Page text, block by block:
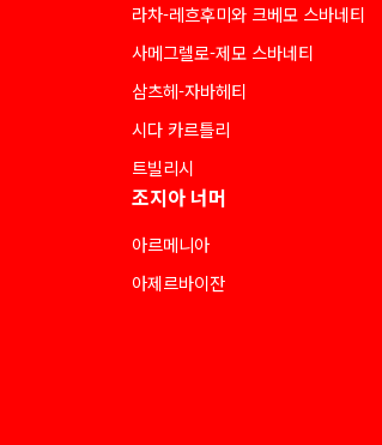
라차-레흐후미와 크베모 스바네티
사메그렐로-제모 스바네티
삼츠헤-자바헤티
시다 카르틀리
트빌리시
조지아 너머
아르메니아
아제르바이잔